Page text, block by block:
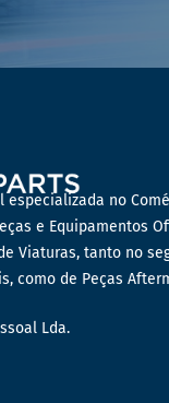
especializada no
e Equipamentos
Viaturas, tanto no
como de Peças
Lda.